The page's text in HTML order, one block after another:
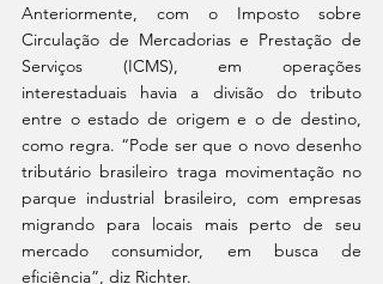
Anteriormente, com o Imposto sobre
Circulação de Mercadorias e Prestação de
Serviços (ICMS), em operações
interestaduais havia a divisão do tributo
entre o estado de origem e o de destino,
como regra. “Pode ser que o novo desenho
tributário brasileiro traga movimentação no
parque industrial brasileiro, com empresas
migrando para locais mais perto de seu
mercado consumidor, em busca de
eficiência”, diz Richter.